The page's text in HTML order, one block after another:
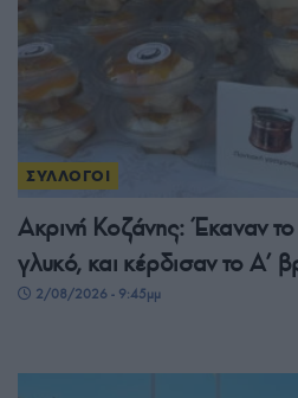
ΣΥΛΛΟΓΟΙ
Ακρινή Κοζάνης: Έκαναν το
γλυκό, και κέρδισαν το A’
2/08/2026 - 9:45μμ